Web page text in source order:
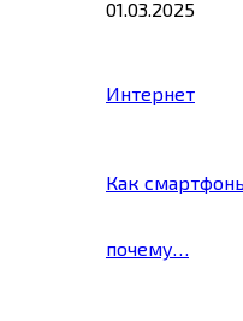
01.03.2025
Интернет
Как
почему…